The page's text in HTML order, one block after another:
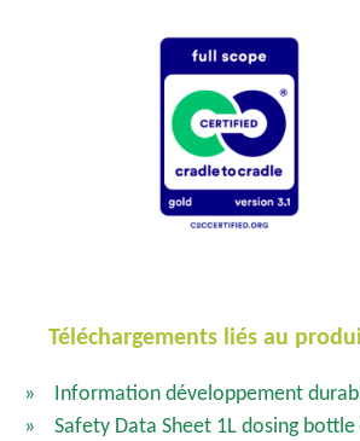
Téléchargements liés au
Information développement
Safety Data Sheet 1L dosing bottle